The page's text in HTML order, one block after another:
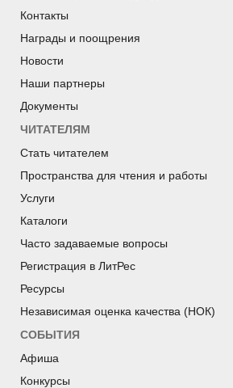
Контакты
Награды и поощрения
Новости
Наши партнеры
Документы
ЧИТАТЕЛЯМ
Стать читателем
Пространства для чтения и работы
Услуги
Каталоги
Часто задаваемые вопросы
Регистрация в ЛитРес
Ресурсы
Независимая оценка качества (НОК)
СОБЫТИЯ
Афиша
Конкурсы